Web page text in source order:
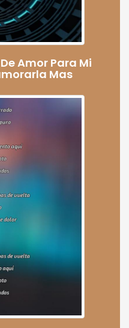
Amor Para Mi
Mas